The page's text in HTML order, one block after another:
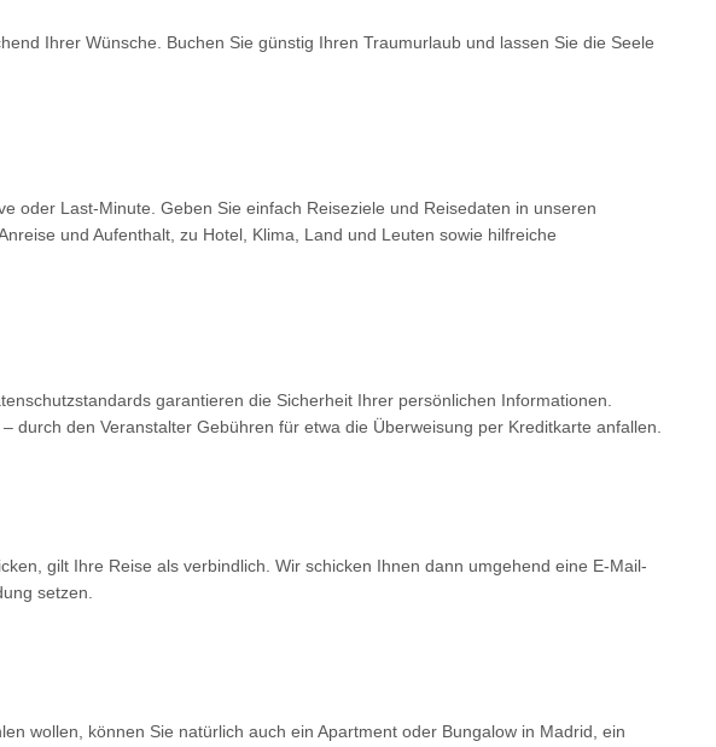
Ihrer Wünsche. Buchen Sie günstig Ihren Traumurlaub und lassen Sie die Seele
oder Last-Minute. Geben Sie einfach Reiseziele und Reisedaten in unseren
und Aufenthalt, zu Hotel, Klima, Land und Leuten sowie hilfreiche
garantieren die Sicherheit Ihrer persönlichen Informationen.
den Veranstalter Gebühren für etwa die Überweisung per Kreditkarte anfallen.
gilt Ihre Reise als verbindlich. Wir schicken Ihnen dann umgehend eine E-Mail-
setzen.
wollen, können Sie natürlich auch ein Apartment oder Bungalow in Madrid, ein